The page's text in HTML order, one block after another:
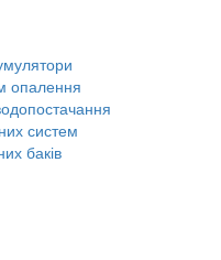
опалення
систем
баків